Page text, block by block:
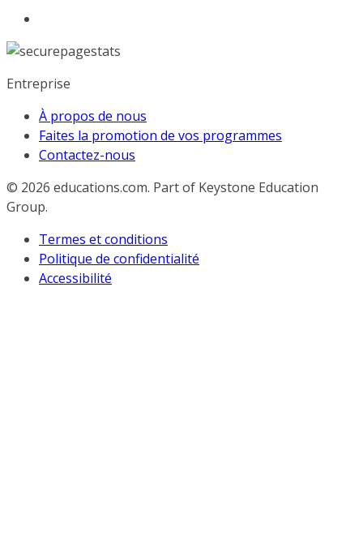
Entreprise
À propos de nous
Faites la promotion de vos programmes
Contactez-nous
© 2026 educations.com. Part of Keystone Education
Group.
Termes et conditions
Politique de confidentialité
Accessibilité